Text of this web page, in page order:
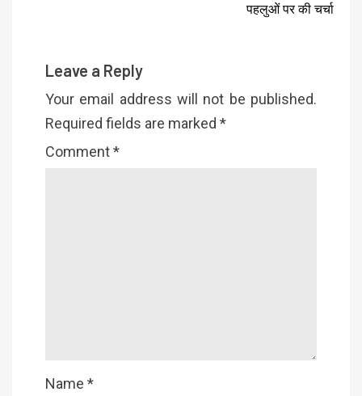
पहलुओं पर की चर्चा
Leave a Reply
Your email address will not be published.
Required fields are marked *
Comment*
Name *